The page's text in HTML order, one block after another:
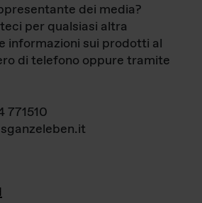
dei media?
per qualsiasi altra
informazioni sui prodotti al
di telefono oppure tramite
771510